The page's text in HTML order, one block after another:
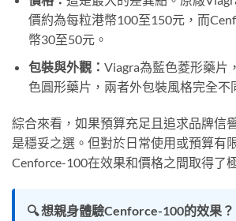
價約為每粒港幣100至150元，而
幣30至50元。
包裝與外觀： Viagra為藍色菱形藥片
色圓形藥片，兩者外包裝風格完全不
綜合來看，如果預算充足且追求品牌信
是穩妥之選。但對於日常使用或預算有
Cenforce-100在效果和價格之間取得了
🔍 想親身體驗Cenforce-100的效果？